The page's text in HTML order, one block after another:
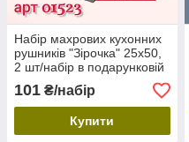
Набір махрових кухонних
рушників "Зірочка" 25х50,
2 шт/набір в подарунковій
упаковці
101 ₴/набір
Купити